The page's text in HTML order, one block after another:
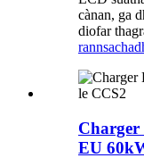
cànan, ga
diofar
EU